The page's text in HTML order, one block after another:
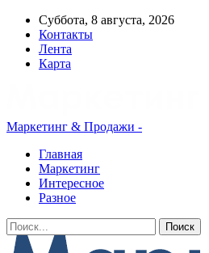
Суббота, 8 августа, 2026
Контакты
Лента
Карта
Маркетинг & Продажи -
Главная
Маркетинг
Интересное
Разное